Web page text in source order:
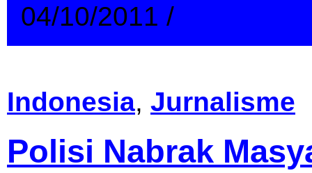
04/10/2011 /
Indonesia, Jurnalisme
Polisi Nabrak